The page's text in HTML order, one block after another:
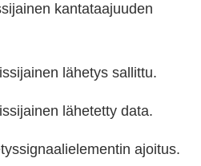
kantataajuuden
lähetys sallittu.
lähetetty data.
ajoitus.